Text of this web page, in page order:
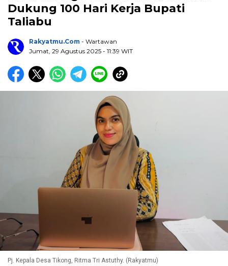
Dukung 100 Hari Kerja Bupati
Taliabu
Rakyatmu.com - Wartawan
Jumat, 29 Agustus 2025 - 11:39 WIT
Pj. Kepala Desa Tikong, Ritma Tri Astuthy. (Rakyatmu)